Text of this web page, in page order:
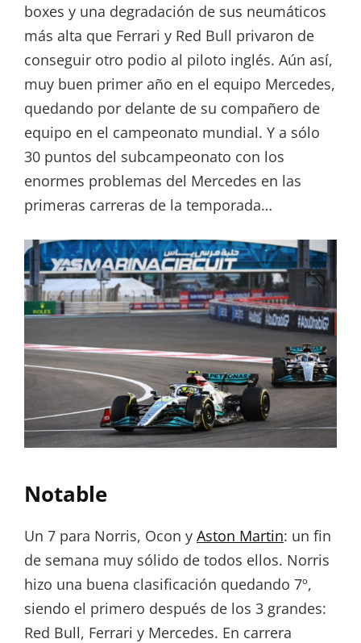
boxes y una degradación de sus neumáticos
más alta que Ferrari y Red Bull privaron de
conseguir otro podio al piloto inglés. Aún así,
muy buen primer año en el equipo Mercedes,
quedando por delante de su compañero de
equipo en el campeonato mundial. Y a sólo
30 puntos del subcampeonato con los
enormes problemas del Mercedes en las
primeras carreras de la temporada…
Notable
Un 7 para Norris, Ocon y Aston Martin: un fin
de semana muy sólido de todos ellos. Norris
hizo una buena clasificación quedando 7º,
siendo el primero después de los 3 grandes:
Red Bull, Ferrari y Mercedes. En carrera